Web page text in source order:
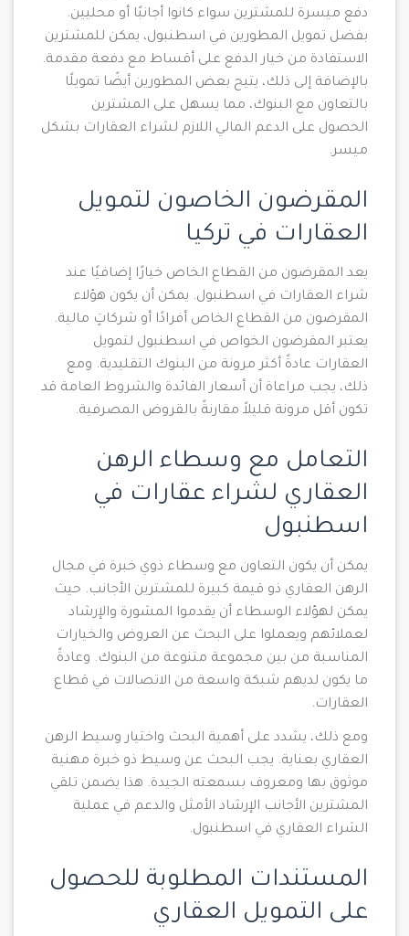
دفع ميسرة للمشترين سواء كانوا أجانبًا أو محليين.
بفضل تمويل المطورين في اسطنبول، يمكن للمشترين
الاستفادة من خيار الدفع على أقساط مع دفعة مقدمة.
بالإضافة إلى ذلك، يتيح بعض المطورين أيضًا تمويلًا
بالتعاون مع البنوك، مما يسهل على المشترين
الحصول على الدعم المالي اللازم لشراء العقارات بشكل
ميسر.
المقرضون الخاصون لتمويل
العقارات في تركيا
يعد المقرضون من القطاع الخاص خيارًا إضافيًا عند
شراء العقارات في اسطنبول. يمكن أن يكون هؤلاء
المقرضون من القطاع الخاص أفرادًا أو شركاتٍ مالية.
يعتبر المقرضون الخواص في اسطنبول لتمويل
العقارات عادةً أكثر مرونة من البنوك التقليدية. ومع
ذلك، يجب مراعاة أن أسعار الفائدة والشروط العامة قد
تكون أقل مرونة قليلاً مقارنةً بالقروض المصرفية.
التعامل مع وسطاء الرهن
العقاري لشراء عقارات في
اسطنبول
يمكن أن يكون التعاون مع وسطاء ذوي خبرة في مجال
الرهن العقاري ذو قيمة كبيرة للمشترين الأجانب. حيث
يمكن لهؤلاء الوسطاء أن يقدموا المشورة والإرشاد
لعملائهم ويعملوا على البحث عن العروض والخيارات
المناسبة من بين مجموعة متنوعة من البنوك. وعادةً
ما يكون لديهم شبكة واسعة من الاتصالات في قطاع
العقارات.
ومع ذلك، يشدد على أهمية البحث واختيار وسيط الرهن
العقاري بعناية. يجب البحث عن وسيط ذو خبرة مهنية
موثوق بها ومعروف بسمعته الجيدة. هذا يضمن تلقي
المشترين الأجانب الإرشاد الأمثل والدعم في عملية
الشراء العقاري في اسطنبول.
المستندات المطلوبة للحصول
على التمويل العقاري